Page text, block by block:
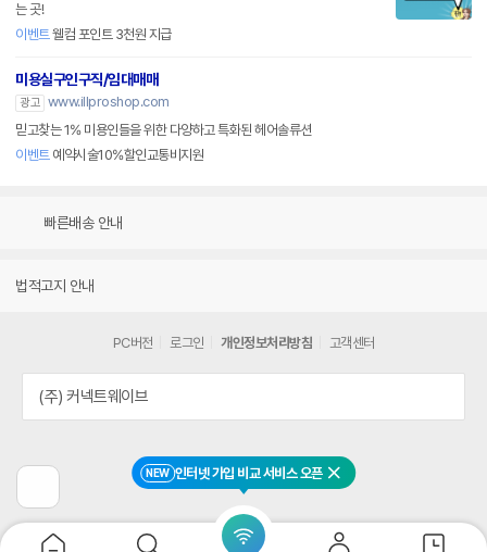
NEW 인터넷 가입 비교 서비스 오픈 닫기
는 곳!
이벤트웰컴 포인트 3천원 지급
미용실구인구직/임대매매
광고 www.illproshop.com
믿고찾는 1% 미용인들을 위한 다양하고 특화된 헤어솔류션
이벤트예약시술10%할인교통비지원
빠른배송 안내
법적고지 안내
전
페
이
PC버전 로그인 개인정보처리방침 고객센터
(주) 커넥트웨이브